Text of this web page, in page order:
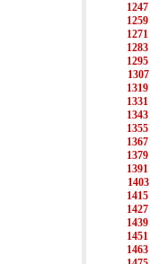
1247
1259
1271
1283
1295
1307
1319
1331
1343
1355
1367
1379
1391
1403
1415
1427
1439
1451
1463